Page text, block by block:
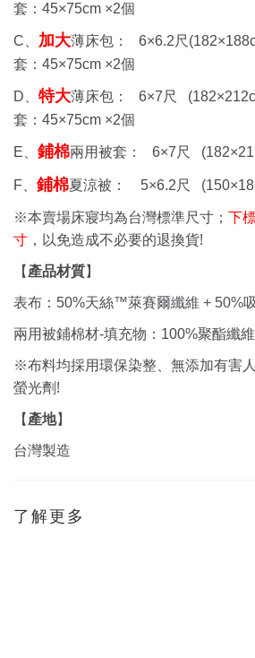
套： 45×75cm ×2個
C、 加大薄床包： 6×6.2尺
套： 45×75cm ×2個
D、 特大薄床包： 6×7尺
套： 45×75cm ×2個
E、 鋪棉兩用被套： 6×7尺
F、 鋪棉夏涼被： 5×6.2尺
※本賣場床寢均為台灣標準尺寸； 下
寸 ，以免造成不必要的退換貨!
【 產品材質】
表布：50%天絲™萊賽爾纖維 + 50%
兩用被鋪棉材-填充物：100%聚酯纖
※布料均採用環保染整、無添加有害
螢光劑 !
【 產地】
台灣製造
了解更多